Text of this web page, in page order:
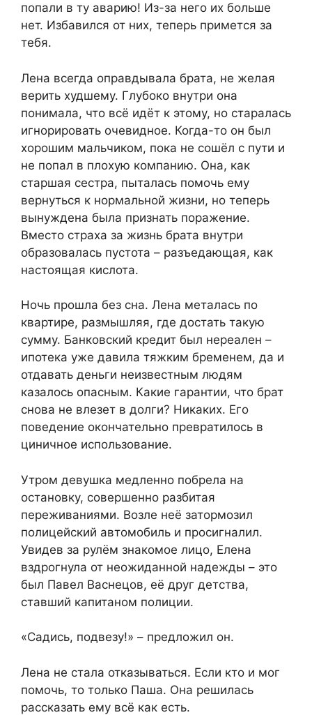
попали в ту аварию! Из-за него их больше
нет. Избавился от них, теперь примется за
тебя.
Лена всегда оправдывала брата, не желая
верить худшему. Глубоко внутри она
понимала, что всё идёт к этому, но старалась
игнорировать очевидное. Когда-то он был
хорошим мальчиком, пока не сошёл с пути и
не попал в плохую компанию. Она, как
старшая сестра, пыталась помочь ему
вернуться к нормальной жизни, но теперь
вынуждена была признать поражение.
Вместо страха за жизнь брата внутри
образовалась пустота – разъедающая, как
настоящая кислота.
Ночь прошла без сна. Лена металась по
квартире, размышляя, где достать такую
сумму. Банковский кредит был нереален –
ипотека уже давила тяжким бременем, да и
отдавать деньги неизвестным людям
казалось опасным. Какие гарантии, что брат
снова не влезет в долги? Никаких. Его
поведение окончательно превратилось в
циничное использование.
Утром девушка медленно побрела на
остановку, совершенно разбитая
переживаниями. Возле неё затормозил
полицейский автомобиль и просигналил.
Увидев за рулём знакомое лицо, Елена
вздрогнула от неожиданной надежды – это
был Павел Васнецов, её друг детства,
ставший капитаном полиции.
«Садись, подвезу!» – предложил он.
Лена не стала отказываться. Если кто и мог
помочь, то только Паша. Она решилась
рассказать ему всё как есть.